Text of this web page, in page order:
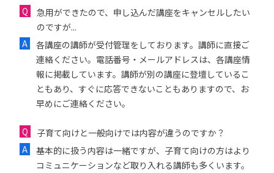
急用ができたので、申し込んだ講座をキャンセルしたい
のですが...
各講座の講師が受付管理をしております。講師に直接ご
連絡ください。電話番号・メールアドレスは、各講座情
報に掲載しています。講師が別の講座に登壇しているこ
ともあり、すぐに応答できないこともありますので、お
早めにご連絡ください。
子育て向けと一般向けでは内容が違うのですか？
基本的に扱う内容は一緒ですが、子育て向けの方はより
コミュニケーションなど取り入れる講師も多くいます。